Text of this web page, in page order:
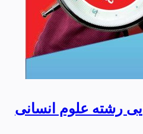
رشته علوم انسانی